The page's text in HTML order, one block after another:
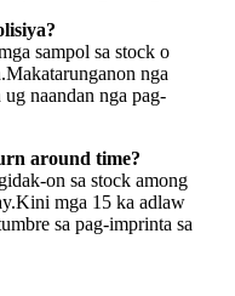
sampol sa stock o
nga
naandan nga pag-
around time?
on sa stock among
mga 15 ka adlaw
sa pag-imprinta sa